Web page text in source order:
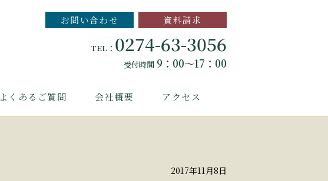
お問い合わせ 資料請求
TEL： 0274-63-3056
受付時間 9：00～17：00
よくあるご質問 会社概要 アクセス
2017年11月8日